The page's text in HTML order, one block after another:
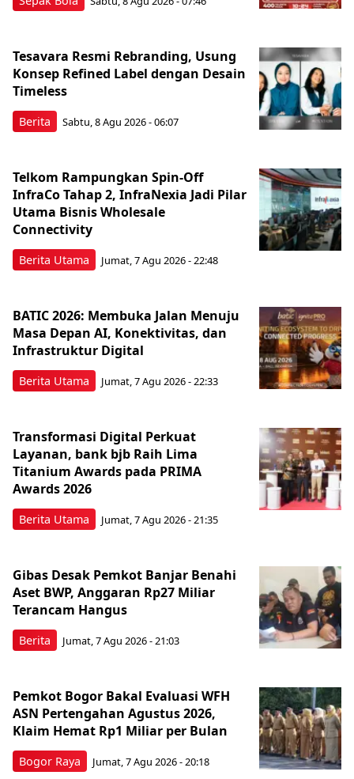
Berita
Tesavara Resmi Rebranding, Usung
Konsep Refined Label dengan Desain
Timeless
Sabtu, 8 Agu 2026 - 06:07
Berita Utama
Telkom Rampungkan Spin-Off
InfraCo Tahap 2, InfraNexia Jadi Pilar
Utama Bisnis Wholesale
Connectivity
Jumat, 7 Agu 2026 - 22:48
Berita Utama
BATIC 2026: Membuka Jalan Menuju
Masa Depan AI, Konektivitas, dan
Infrastruktur Digital
Jumat, 7 Agu 2026 - 22:33
Berita Utama
Transformasi Digital Perkuat
Layanan, bank bjb Raih Lima
Titanium Awards pada PRIMA
Awards 2026
Jumat, 7 Agu 2026 - 21:35
Berita
Gibas Desak Pemkot Banjar Benahi
Aset BWP, Anggaran Rp27 Miliar
Terancam Hangus
Jumat, 7 Agu 2026 - 21:03
Bogor Raya
Pemkot Bogor Bakal Evaluasi WFH
ASN Pertengahan Agustus 2026,
Klaim Hemat Rp1 Miliar per Bulan
Jumat, 7 Agu 2026 - 20:18